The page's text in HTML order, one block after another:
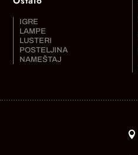
IGRE
LAMPE
LUSTERI
POSTELJINA
NAMEŠTAJ
